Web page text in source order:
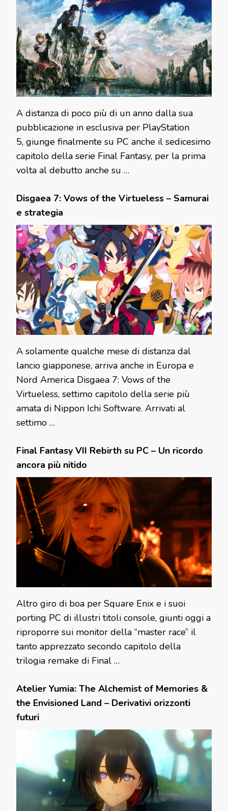
A distanza di poco più di un anno dalla sua
pubblicazione in esclusiva per PlayStation
5, giunge finalmente su PC anche il sedicesimo
capitolo della serie Final Fantasy, per la prima
volta al debutto anche su …
Disgaea 7: Vows of the Virtueless – Samurai
e strategia
A solamente qualche mese di distanza dal
lancio giapponese, arriva anche in Europa e
Nord America Disgaea 7: Vows of the
Virtueless, settimo capitolo della serie più
amata di Nippon Ichi Software. Arrivati al
settimo …
Final Fantasy VII Rebirth su PC – Un ricordo
ancora più nitido
Altro giro di boa per Square Enix e i suoi
porting PC di illustri titoli console, giunti oggi a
riproporre sui monitor della “master race” il
tanto apprezzato secondo capitolo della
trilogia remake di Final …
Atelier Yumia: The Alchemist of Memories &
the Envisioned Land – Derivativi orizzonti
futuri